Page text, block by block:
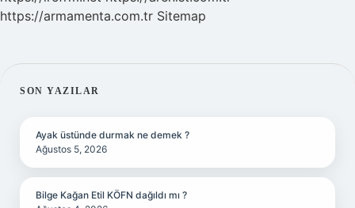
https://armamenta.com.tr Sitemap
SIDEBAR
SON YAZILAR
Ayak üstünde durmak ne demek ?
Ağustos 5, 2026
Bilge Kağan Etil KÖFN dağıldı mı ?